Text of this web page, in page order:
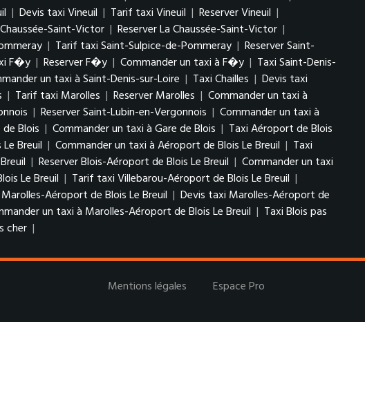
| Devis taxi Vineuil | Tarif taxi Vineuil | Reserver Vineuil |
Saint-Victor | Reserver La Chaussée-Saint-Victor |
| Tarif taxi Saint-Sulpice-de-Pommeray | Reserver Saint-
F�y | Reserver F�y | Commander un taxi à F�y | Taxi Saint-Denis-
un taxi à Saint-Denis-sur-Loire | Taxi Chailles | Devis taxi
| Tarif taxi Marolles | Reserver Marolles | Commander un taxi à
| Reserver Saint-Lubin-en-Vergonnois | Commander un taxi à
Blois | Commander un taxi à Gare de Blois | Taxi Aéroport de Blois
Breuil | Commander un taxi à Aéroport de Blois Le Breuil | Taxi
| Reserver Blois-Aéroport de Blois Le Breuil | Commander un taxi
Le Breuil | Tarif taxi Villebarou-Aéroport de Blois Le Breuil |
Aéroport de Blois Le Breuil | Devis taxi Marolles-Aéroport de
un taxi à Marolles-Aéroport de Blois Le Breuil | Taxi Blois pas
cher |
Mentions légales Espace Pro